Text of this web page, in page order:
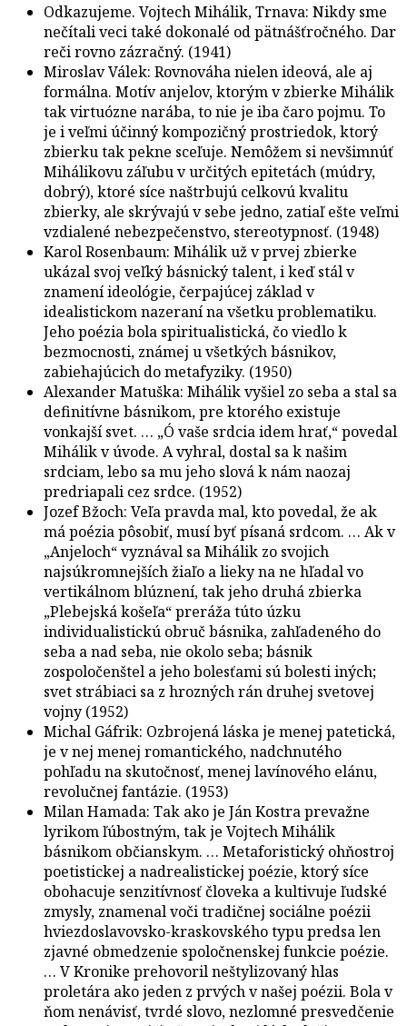
Odkazujeme. Vojtech Mihálik, Trnava: Nikdy sme
nečítali veci také dokonalé od pätnášťročného. Dar
reči rovno zázračný. (1941)
Miroslav Válek: Rovnováha nielen ideová, ale aj
formálna. Motív anjelov, ktorým v zbierke Mihálik
tak virtuózne narába, to nie je iba čaro pojmu. To
je i veľmi účinný kompozičný prostriedok, ktorý
zbierku tak pekne sceľuje. Nemôžem si nevšimnúť
Mihálikovu záľubu v určitých epitetách (múdry,
dobrý), ktoré síce naštrbujú celkovú kvalitu
zbierky, ale skrývajú v sebe jedno, zatiaľ ešte veľmi
vzdialené nebezpečenstvo, stereotypnosť. (1948)
Karol Rosenbaum: Mihálik už v prvej zbierke
ukázal svoj veľký básnický talent, i keď stál v
znamení ideológie, čerpajúcej základ v
idealistickom nazeraní na všetku problematiku.
Jeho poézia bola spiritualistická, čo viedlo k
bezmocnosti, známej u všetkých básnikov,
zabiehajúcich do metafyziky. (1950)
Alexander Matuška: Mihálik vyšiel zo seba a stal sa
definitívne básnikom, pre ktorého existuje
vonkajší svet. … „Ó vaše srdcia idem hrať,“ povedal
Mihálik v úvode. A vyhral, dostal sa k našim
srdciam, lebo sa mu jeho slová k nám naozaj
predriapali cez srdce. (1952)
Jozef Bžoch: Veľa pravda mal, kto povedal, že ak
má poézia pôsobiť, musí byť písaná srdcom. … Ak v
„Anjeloch“ vyznával sa Mihálik zo svojich
najsúkromnejších žiaľo a lieky na ne hľadal vo
vertikálnom blúznení, tak jeho druhá zbierka
„Plebejská košeľa“ preráža túto úzku
individualistickú obruč básnika, zahľadeného do
seba a nad seba, nie okolo seba; básnik
zospoločenštel a jeho bolesťami sú bolesti iných;
svet strábiaci sa z hrozných rán druhej svetovej
vojny (1952)
Michal Gáfrik: Ozbrojená láska je menej patetická,
je v nej menej romantického, nadchnutého
pohľadu na skutočnosť, menej lavínového elánu,
revolučnej fantázie. (1953)
Milan Hamada: Tak ako je Ján Kostra prevažne
lyrikom ľúbostným, tak je Vojtech Mihálik
básnikom občianskym. … Metaforistický ohňostroj
poetistickej a nadrealistickej poézie, ktorý síce
obohacuje senzitívnosť človeka a kultivuje ľudské
zmysly, znamenal voči tradičnej sociálne poézii
hviezdoslavovsko-kraskovského typu predsa len
zjavné obmedzenie spoločnenskej funkcie poézie.
… V Kronike prehovoril neštylizovaný hlas
proletára ako jeden z prvých v našej poézii. Bola v
ňom nenávisť, tvrdé slovo, nezlomné presvedčenie